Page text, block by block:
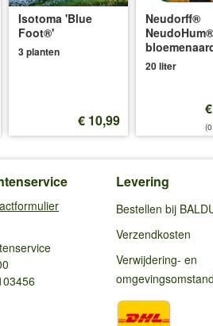
Isotoma 'Blue
Foot®'
3 planten
€ 10,99
Neudorff®
NeudoHum®
20 liter
Levering
Bestellen bij
Verzendkosten
Verwijdering- en